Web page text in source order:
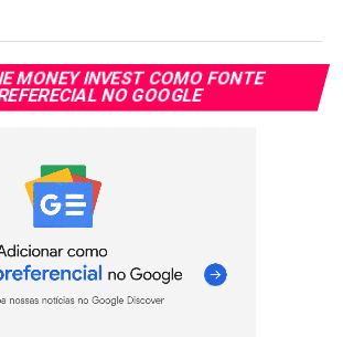
MONEY INVEST COMO FONTE
NO GOOGLE